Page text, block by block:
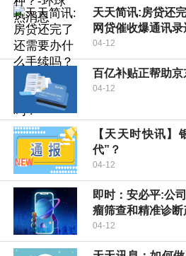
天天简讯:房贷还
网贷催收爆通讯录
04-12
百亿补贴正帮助
04-12
【天天时快讯】
代”？
04-12
即时：安必平:公
瘤筛查和精准诊断
04-12